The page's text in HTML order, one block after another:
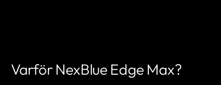
Varför NexBlue Edge Max?